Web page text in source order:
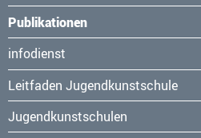
Publikationen
Navigation
überspringen
infodienst
Leitfaden Jugendkunstschule
Jugendkunstschulen